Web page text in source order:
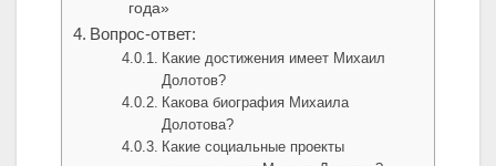
года»
Вопрос-ответ:
Какие достижения имеет Михаил
Долотов?
Какова биография Михаила
Долотова?
Какие социальные проекты